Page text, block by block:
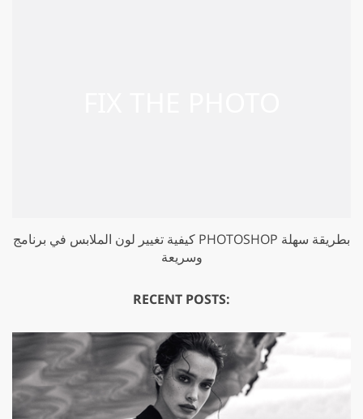
كيفية تغيير لون الملابس في برنامج PHOTOSHOP بطريقة سهلة
وسريعة
RECENT POSTS: